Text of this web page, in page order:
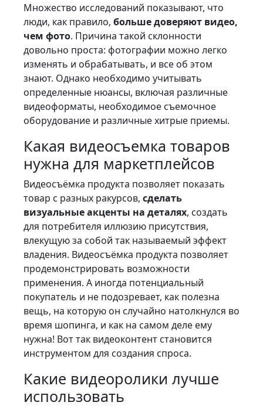
Множество исследований показывают, что
люди, как правило, больше доверяют видео,
чем фото. Причина такой склонности
довольно проста: фотографии можно легко
изменять и обрабатывать, и все об этом
знают. Однако необходимо учитывать
определенные нюансы, включая различные
видеоформаты, необходимое съемочное
оборудование и различные хитрые приемы.
Какая видеосъемка товаров
нужна для маркетплейсов
Видеосъёмка продукта позволяет показать
товар с разных ракурсов, сделать
визуальные акценты на деталях, создать
для потребителя иллюзию присутствия,
влекущую за собой так называемый эффект
владения. Видеосъёмка продукта позволяет
продемонстрировать возможности
применения. А иногда потенциальный
покупатель и не подозревает, как полезна
вещь, на которую он случайно натолкнулся во
время шопинга, и как на самом деле ему
нужна! Вот так видеоконтент становится
инструментом для создания спроса.
Какие видеоролики лучше
использовать